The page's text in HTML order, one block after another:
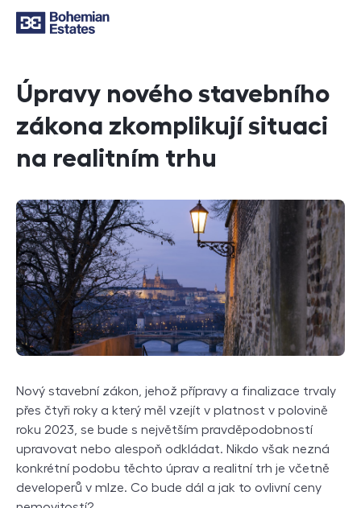
Úpravy nového stavebního
zákona zkomplikují situaci
na realitním trhu
Nový stavební zákon, jehož přípravy a finalizace trvaly
přes čtyři roky a který měl vzejít v platnost v polovině
roku 2023, se bude s největším pravděpodobností
upravovat nebo alespoň odkládat. Nikdo však nezná
konkrétní podobu těchto úprav a realitní trh je včetně
developerů v mlze. Co bude dál a jak to ovlivní ceny